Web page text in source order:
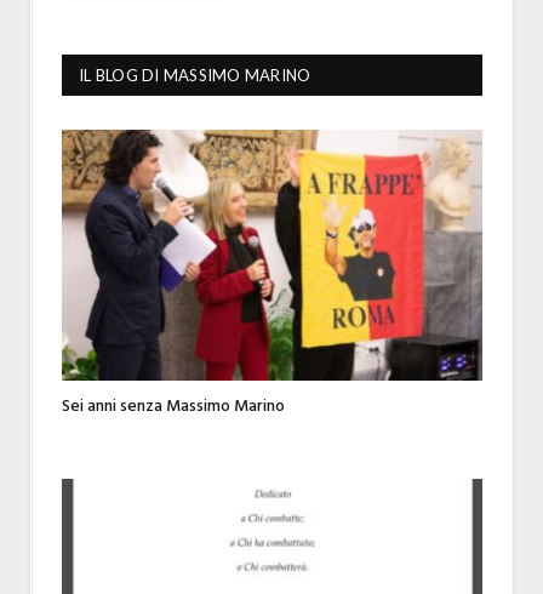
IL BLOG DI MASSIMO MARINO
Sei anni senza Massimo Marino